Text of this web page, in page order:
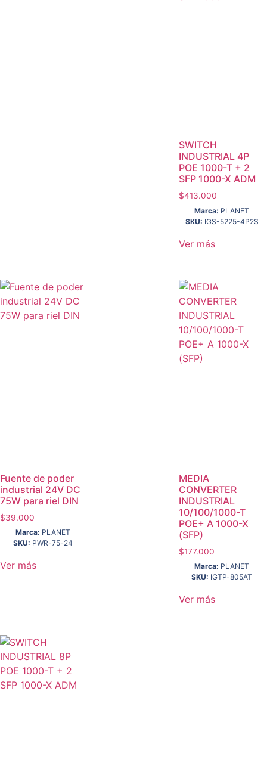
SWITCH
INDUSTRIAL 4P
POE 1000-T + 2
SFP 1000-X ADM
$413.000
Marca: PLANET
SKU: IGS-5225-4P2S
Ver más
Fuente de poder
industrial 24V DC
75W para riel DIN
$39.000
Marca: PLANET
SKU: PWR-75-24
Ver más
MEDIA
CONVERTER
INDUSTRIAL
10/100/1000-T
POE+ A 1000-X
(SFP)
$177.000
Marca: PLANET
SKU: IGTP-805AT
Ver más